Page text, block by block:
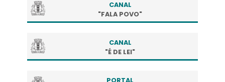
CANAL
"FALA POVO"
CANAL
"É DE LEI"